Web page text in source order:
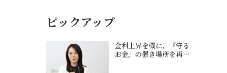
ピックアップ
金利上昇を機に、『守る
お金』の置き場所を再検
討